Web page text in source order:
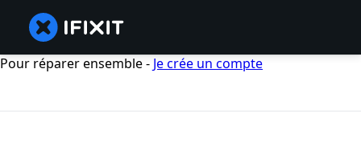
Pour réparer ensemble - Je crée un compte